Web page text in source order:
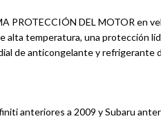
PROTECCIÓN DEL MOTOR en
temperatura, una protección
de anticongelante y refrigerante
anteriores a 2009 y Subaru